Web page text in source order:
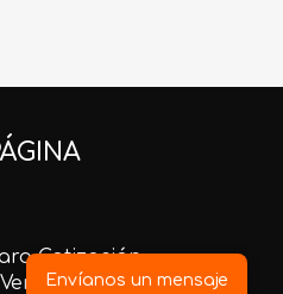
Cotización
en Línea
Envíanos un mensaje